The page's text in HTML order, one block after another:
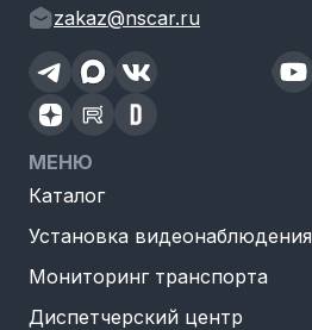
zakaz@nscar.ru
МЕНЮ
Каталог
Установка видеонаблюдения
Мониторинг транспорта
Диспетчерский центр